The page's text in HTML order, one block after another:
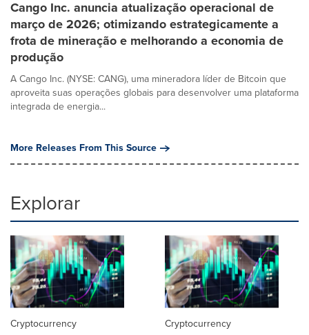
Cango Inc. anuncia atualização operacional de
março de 2026; otimizando estrategicamente a
frota de mineração e melhorando a economia de
produção
A Cango Inc. (NYSE: CANG), uma mineradora líder de Bitcoin que
aproveita suas operações globais para desenvolver uma plataforma
integrada de energia...
More Releases From This Source
Explorar
Cryptocurrency Cryptocurrency